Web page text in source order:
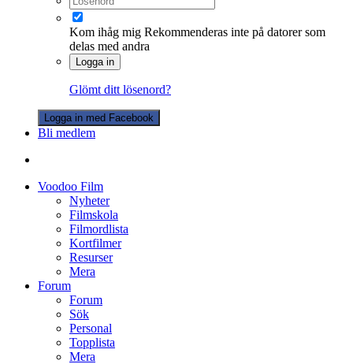
Kom ihåg mig Rekommenderas inte på datorer som
delas med andra
Logga in
Glömt ditt lösenord?
Logga in med Facebook
Bli medlem
Voodoo Film
Nyheter
Filmskola
Filmordlista
Kortfilmer
Resurser
Mera
Forum
Forum
Sök
Personal
Topplista
Mera